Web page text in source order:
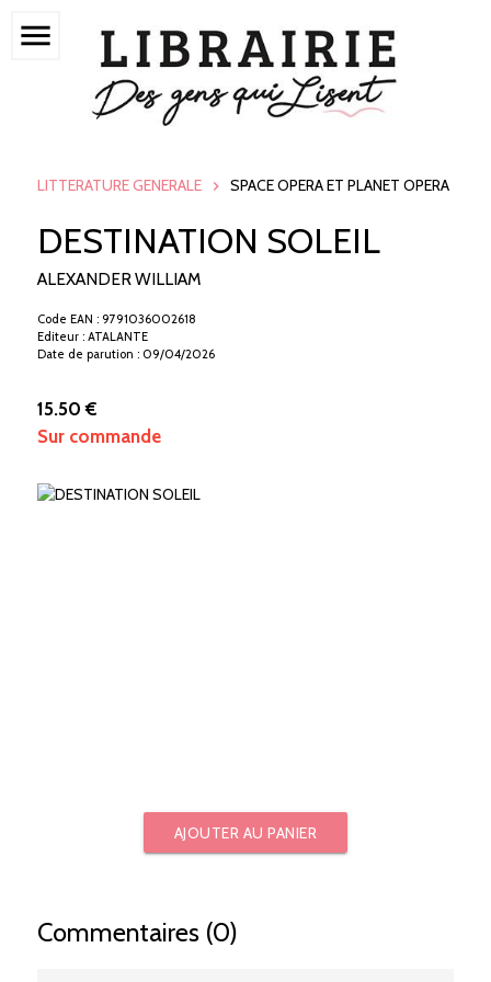
menu
LITTERATURE GENERALE SPACE OPERA ET PLANET OPERA
DESTINATION SOLEIL
ALEXANDER WILLIAM
Code EAN : 9791036002618
Editeur : ATALANTE
Date de parution : 09/04/2026
15.50 €
Sur commande
AJOUTER AU PANIER
Commentaires (0)